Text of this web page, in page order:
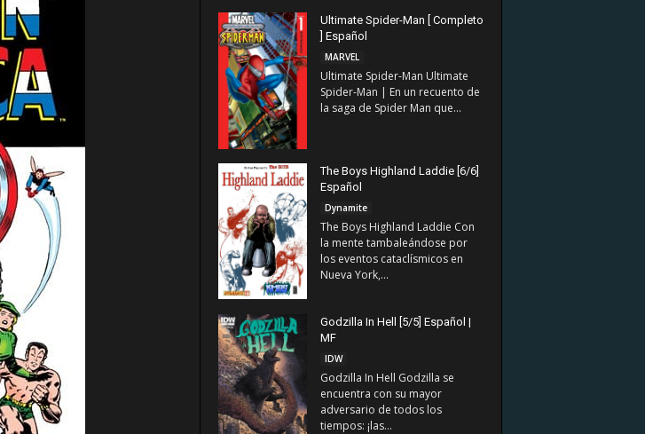
Ultimate Spider-Man [ Completo
] Español
MARVEL
Ultimate Spider-Man Ultimate
Spider-Man | En un recuento de
la saga de Spider Man que...
The Boys Highland Laddie [6/6]
Español
Dynamite
The Boys Highland Laddie Con
la mente tambaleándose por
los eventos cataclísmicos en
Nueva York,...
Godzilla In Hell [5/5] Español |
MF
IDW
Godzilla In Hell Godzilla se
encuentra con su mayor
adversario de todos los
tiempos: ¡las...